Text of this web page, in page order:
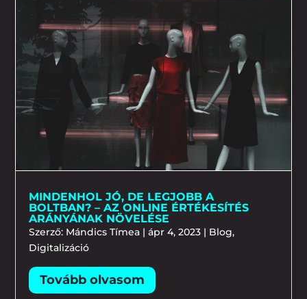
MINDENHOL JÓ, DE LEGJOBB A
BOLTBAN? – AZ ONLINE ÉRTÉKESÍTÉS
ARÁNYÁNAK NÖVELÉSE
Szerző: Mándics Tímea |ápr 4, 2023 | Blog,
Digitalizáció